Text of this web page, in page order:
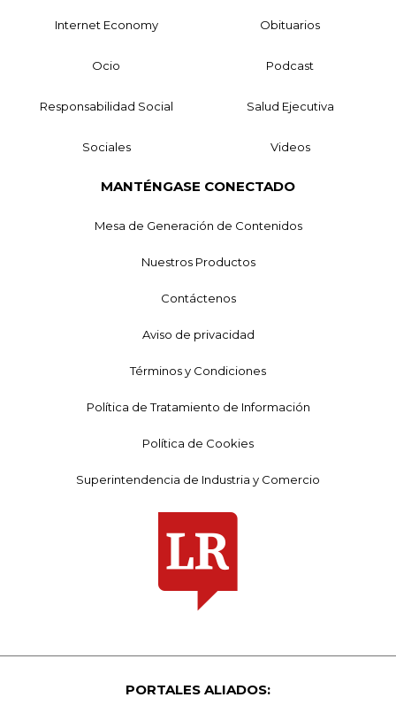
Internet Economy Obituarios
Ocio Podcast
Responsabilidad Social Salud Ejecutiva
Sociales Videos
MANTÉNGASE CONECTADO
Mesa de Generación de Contenidos
Nuestros Productos
Contáctenos
Aviso de privacidad
Términos y Condiciones
Política de Tratamiento de Información
Política de Cookies
Superintendencia de Industria y Comercio
PORTALES ALIADOS: